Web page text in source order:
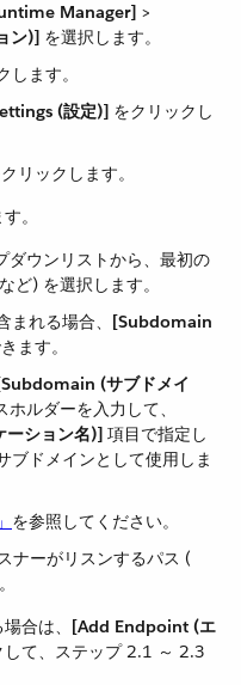
Manager] ​ > ​
ン)] ​ を選択します。
ます。
(設定)] ​ をクリックし
リックします。
。
ダウンリストから、最初の
​ など) を選択します。
まれる場合、​ [Subdomain
ます。
(サブドメイ
ホルダーを入力して、​
ション名)] ​ 項目で指定し
ブドメインとして使用しま
​を参照してください。
ナーがリスンするパス (​
合は、​ [Add Endpoint (エ
して、ステップ 2.1 ～ 2.3